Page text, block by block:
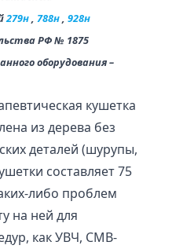
279н, 788н, 928н
РФ № 1875
оборудования –
кушетка
из дерева без
деталей (шурупы,
составляет 75
либо проблем
на ней для
как УВЧ, СМВ-